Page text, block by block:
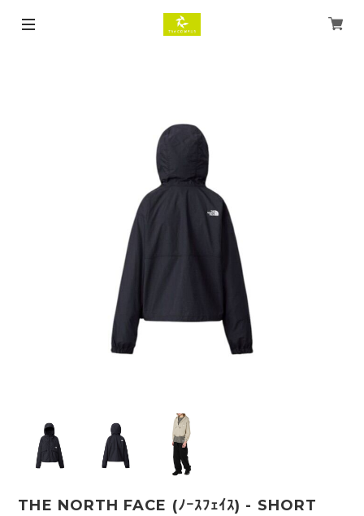
THE NORTH FACE (ﾉｰｽﾌｪｲｽ) - SHORT